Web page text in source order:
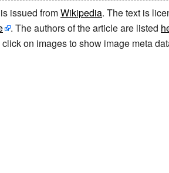
issued fromWikipedia. The text is
. The authors of the article are listed
on images to show image meta